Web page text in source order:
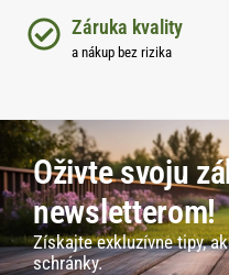
Záruka kvality
a nákup bez rizika
Oživte svoju
newsletterom!
Získajte exkluzívne tipy,
schránky.